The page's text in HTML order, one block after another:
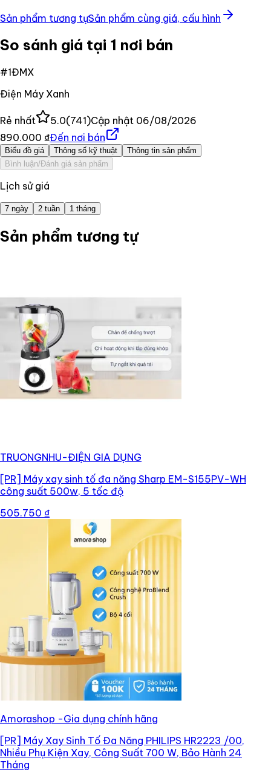
Sản phẩm tương tựSản phẩm cùng giá, cấu hình
So sánh giá tại 1 nơi bán
#1ĐMX
Điện Máy Xanh
Rẻ nhất 5.0(741)Cập nhật 06/08/2026
890.000 ₫Đến nơi bán
Biểu đồ giá Thông số kỹ thuật
Thông tin sản phẩm
Bình luận/Đánh giá sản phẩm
Lịch sử giá
7 ngày 2 tuần 1 tháng
Sản phẩm tương tự
TRUONGNHU-ĐIỆN GIA DỤNG
[PR] Máy xay sinh tố đa năng Sharp EM-S155PV-WH
công suất 500w, 5 tốc độ
505.750 ₫
Amorashop -Gia dụng chính hãng
[PR] Máy Xay Sinh Tố Đa Năng PHILIPS HR2223 /00,
Nhiều Phụ Kiện Xay, Công Suất 700 W, Bảo Hành 24
Tháng